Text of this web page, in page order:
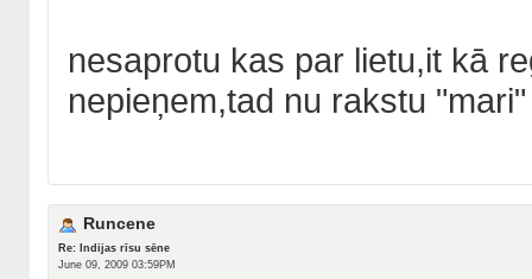
nesaprotu kas par lietu,it kā
nepieņem,tad nu rakstu "mari"
Runcene
Re: Indijas rīsu sēne
June 09, 2009 03:59PM